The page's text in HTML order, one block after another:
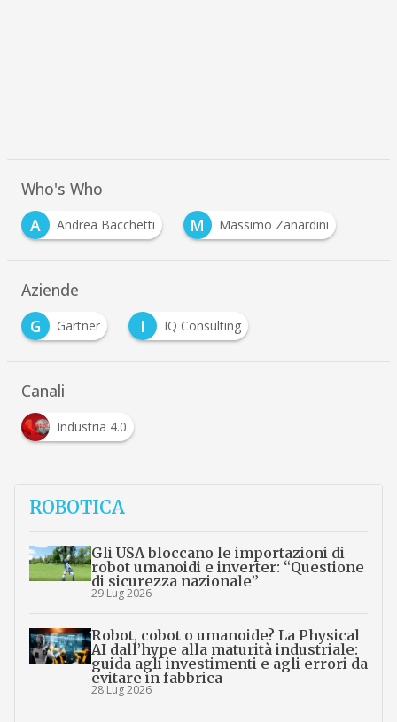
Who's Who
A
Andrea Bacchetti M Massimo Zanardini
Aziende
G
Gartner I IQ Consulting
Canali
Industria 4.0
ROBOTICA
Gli USA bloccano le importazioni di
robot umanoidi e inverter: “Questione
di sicurezza nazionale”
29 Lug 2026
Robot, cobot o umanoide? La Physical
AI dall’hype alla maturità industriale:
guida agli investimenti e agli errori da
evitare in fabbrica
28 Lug 2026